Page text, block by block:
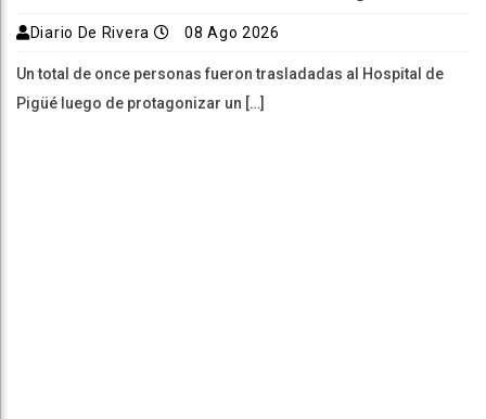
Diario De Rivera 08 Ago 2026
Un total de once personas fueron trasladadas al Hospital de
Pigüé luego de protagonizar un […]